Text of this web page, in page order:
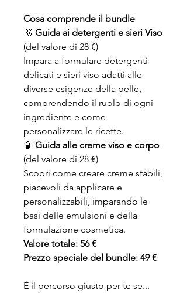
Cosa comprende il bundle
🫧 Guida ai detergenti e sieri Viso
(del valore di 28 €)
Impara a formulare detergenti
delicati e sieri viso adatti alle
diverse esigenze della pelle,
comprendendo il ruolo di ogni
ingrediente e come
personalizzare le ricette.
🧴 Guida alle creme viso e corpo
(del valore di 28 €)
Scopri come creare creme stabili,
piacevoli da applicare e
personalizzabili, imparando le
basi delle emulsioni e della
formulazione cosmetica.
Valore totale: 56 €
Prezzo speciale del bundle: 49 €
È il percorso giusto per te se...